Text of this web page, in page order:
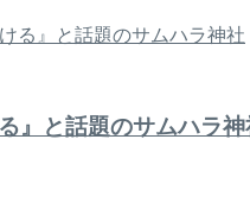
』と話題のサムハラ